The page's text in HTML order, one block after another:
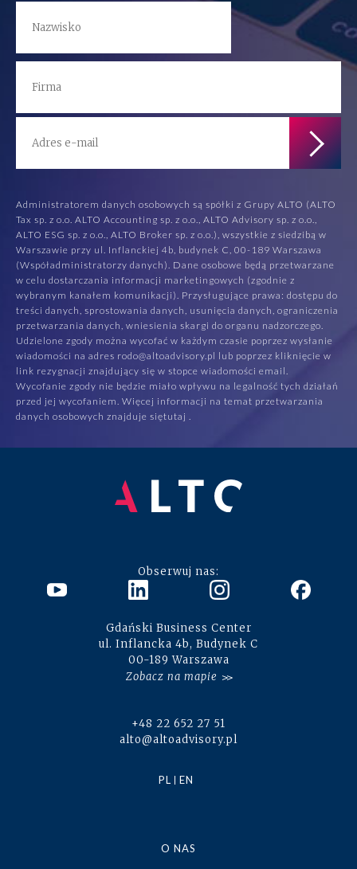
Administratorem danych osobowych są spółki z Grupy ALTO (ALTO
Tax sp. z o.o. ALTO Accounting sp. z o.o., ALTO Advisory sp. z o.o.,
ALTO ESG sp. z o.o., ALTO Broker sp. z o.o.), wszystkie z siedzibą w
Warszawie przy ul. Inflanckiej 4b, budynek C, 00-189 Warszawa
(Współadministratorzy danych). Dane osobowe będą przetwarzane
w celu dostarczania informacji marketingowych (zgodnie z
wybranym kanałem komunikacji). Przysługujące prawa: dostępu do
treści danych, sprostowania danych, usunięcia danych, ograniczenia
przetwarzania danych, wniesienia skargi do organu nadzorczego.
Udzielone zgody można wycofać w każdym czasie poprzez wysłanie
wiadomości na adres rodo@altoadvisory.pl lub poprzez kliknięcie w
link rezygnacji znajdujący się w stopce wiadomości email.
Wycofanie zgody nie będzie miało wpływu na legalność tych działań
przed jej wycofaniem. Więcej informacji na temat przetwarzania
danych osobowych znajduje siętutaj .
Obserwuj nas:
Gdański Business Center
ul. Inflancka 4b, Budynek C
00-189 Warszawa
Zobacz na mapie
+48 22 652 27 51
alto@altoadvisory.pl
PL EN
O NAS